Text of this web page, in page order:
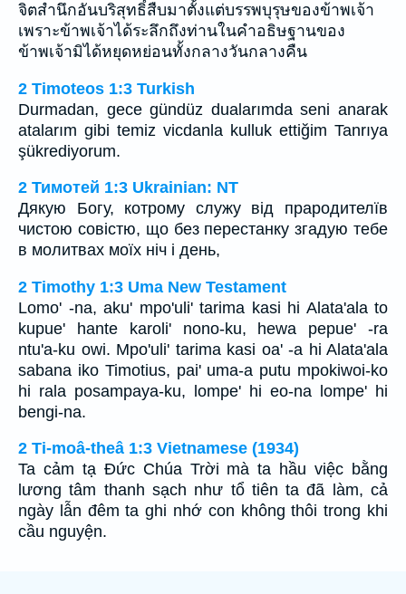
จิตสำนึกอันบริสุทธิ์สืบมาตั้งแต่บรรพบุรุษของข้าพเจ้า
เพราะข้าพเจ้าได้ระลึกถึงท่านในคำอธิษฐานของ
ข้าพเจ้ามิได้หยุดหย่อนทั้งกลางวันกลางคืน
2 Timoteos 1:3 Turkish
Durmadan, gece gündüz dualarımda seni anarak
atalarım gibi temiz vicdanla kulluk ettiğim Tanrıya
şükrediyorum.
2 Тимотей 1:3 Ukrainian: NT
Дякую Богу, котрому служу від прародителїв
чистою совістю, що без перестанку згадую тебе
в молитвах моїх ніч і день,
2 Timothy 1:3 Uma New Testament
Lomo' -na, aku' mpo'uli' tarima kasi hi Alata'ala to
kupue' hante karoli' nono-ku, hewa pepue' -ra
ntu'a-ku owi. Mpo'uli' tarima kasi oa' -a hi Alata'ala
sabana iko Timotius, pai' uma-a putu mpokiwoi-ko
hi rala posampaya-ku, lompe' hi eo-na lompe' hi
bengi-na.
2 Ti-moâ-theâ 1:3 Vietnamese (1934)
Ta cảm tạ Ðức Chúa Trời mà ta hầu việc bằng
lương tâm thanh sạch như tổ tiên ta đã làm, cả
ngày lẫn đêm ta ghi nhớ con không thôi trong khi
cầu nguyện.